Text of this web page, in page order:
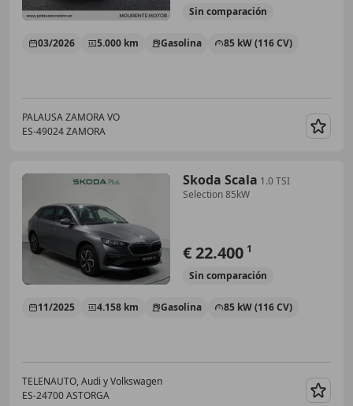
Sin comparación
03/2026 5.000 km Gasolina 85 kW (116 CV)
PALAUSA ZAMORA VO
ES-49024 ZAMORA
Skoda Scala 1.0 TSI
Selection 85kW
€ 22.400 1
Sin comparación
11/2025 4.158 km Gasolina 85 kW (116 CV)
TELENAUTO, Audi y Volkswagen
ES-24700 ASTORGA